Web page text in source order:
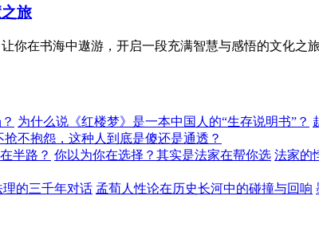
旅
你在书海中遨游，开启一段充满智慧与感悟的文化之旅
为什么说《红楼梦》是一本中国人的“生存说明书”？
抢不抱怨，这种人到底是傻还是通透？
半路？ 你以为你在选择？其实是法家在帮你选 法家的
的三千年对话 孟荀人性论在历史长河中的碰撞与回响